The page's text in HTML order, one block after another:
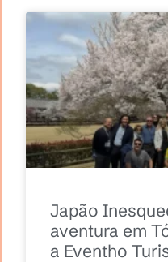
Japão
aventura em
a Eventho